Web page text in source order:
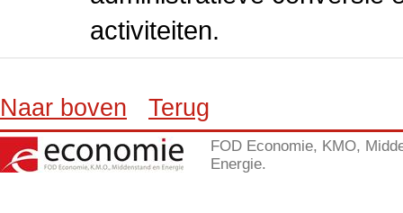
activiteiten.
Naar boven Terug
FOD Economie, KMO,
Energie.